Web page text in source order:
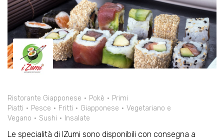
Ristorante Giapponese Pokè
Primi
Piatti
Pesce Fritti Giapponese
Vegetariano e
Vegano
Sushi Insalate
Le specialità di IZumi sono disponibili con consegna a